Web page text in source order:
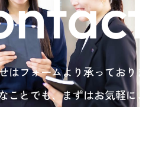
はフォームより承っております
ことでも、まずはお気軽にご相